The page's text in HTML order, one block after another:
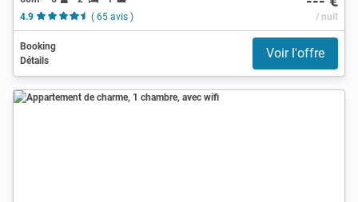
4.9
( 65 avis ) / nuit
Booking
Détails
Voir l'offre